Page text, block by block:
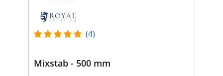
(4)
Mixstab - 500 mm